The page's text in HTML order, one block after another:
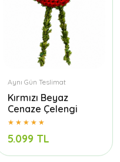
Aynı Gün Teslimat
Kırmızı Beyaz
Cenaze Çelengi
5.099 TL